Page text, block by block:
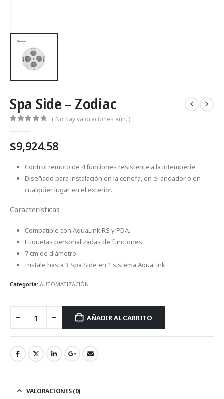
Spa Side – Zodiac
( No hay valoraciones aún. )
$9,924.58
Control remoto de 4 funciones resistente a la intemperie.
Diseñado para instalación en la cenefa, en el andador o en
cualquier lugar en el exterior.
Características
Compatible con AquaLink RS y PDA.
Etiquetas personalizadas de funciones.
7 cm de diámetro.
Instale hasta 3 Spa Side en 1 sistema AquaLink.
Categoría: AUTOMATIZACIÓN
AÑADIR AL CARRITO
VALORACIONES (0)